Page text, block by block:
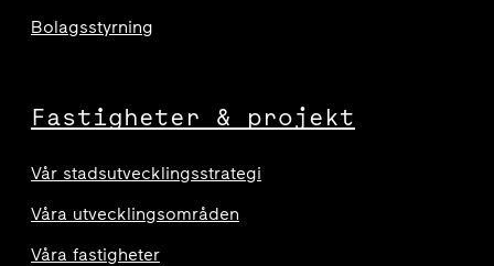
Bolagsstyrning
Fastigheter & projekt
Vår stadsutvecklingsstrategi
Våra utvecklingsområden
Våra fastigheter